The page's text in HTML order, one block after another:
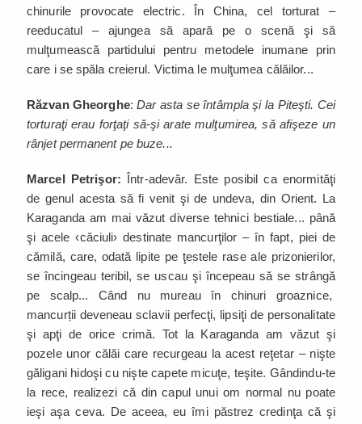
chinurile provocate electric. În China, cel torturat –
reeducatul – ajungea să apară pe o scenă şi să
mulţumească partidului pentru metodele inumane prin
care i se spăla creierul. Victima le mulţumea călăilor...
Răzvan Gheorghe:Dar asta se întâmpla şi la Piteşti. Cei
torturaţi erau forţaţi să-şi arate mulţumirea, să afişeze un
rânjet permanent pe buze...
Marcel Petrişor: Într-adevăr. Este posibil ca enormităţi
de genul acesta să fi venit şi de undeva, din Orient. La
Karaganda am mai văzut diverse tehnici bestiale... până
şi acele ‹căciuli› destinate mancurţilor – în fapt, piei de
cămilă, care, odată lipite pe ţestele rase ale prizonierilor,
se încingeau teribil, se uscau şi începeau să se strângă
pe scalp... Când nu mureau în chinuri groaznice,
mancurții deveneau sclavii perfecţi, lipsiţi de personalitate
şi apţi de orice crimă. Tot la Karaganda am văzut şi
pozele unor călăi care recurgeau la acest reţetar – nişte
găligani hidoşi cu nişte capete micuţe, teşite. Gândindu-te
la rece, realizezi că din capul unui om normal nu poate
ieşi aşa ceva. De aceea, eu îmi păstrez credinţa că şi